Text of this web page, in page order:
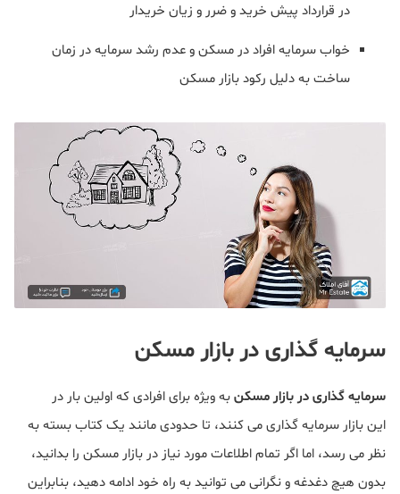
در قرارداد پیش خرید و ضرر و زیان خریدار
خواب سرمایه افراد در مسکن و عدم رشد سرمایه در زمان
ساخت به دلیل رکود بازار مسکن
سرمایه گذاری در بازار مسکن
سرمایه گذاری در بازار مسکنبه ویژه برای افرادی که اولین بار در
این بازار سرمایه گذاری می کنند، تا حدودی مانند یک کتاب بسته به
نظر می رسد، اما اگر تمام اطلاعات مورد نیاز در بازار مسکن را بدانید،
بدون هیچ دغدغه و نگرانی می توانید به راه خود ادامه دهید، بنابراین